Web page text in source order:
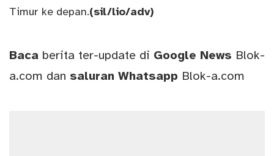
Timur ke depan.(sil/lio/adv)
Baca berita ter-update di Google News Blok-
a.com dan saluran Whatsapp Blok-a.com